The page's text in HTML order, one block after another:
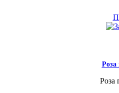
Роза
Роза